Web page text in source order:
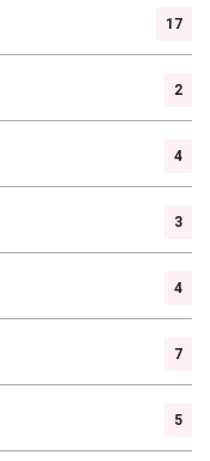
17
2
4
3
4
7
5